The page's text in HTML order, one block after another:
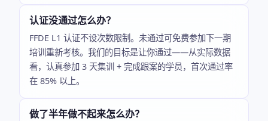
认证没通过怎么办？
FFDE L1 认证不设次数限制。未通过可免费参加下一期
培训重新考核。我们的目标是让你通过——从实际数据
看，认真参加 3 天集训 + 完成跟案的学员，首次通过率
在 85% 以上。
做了半年做不起来怎么办？